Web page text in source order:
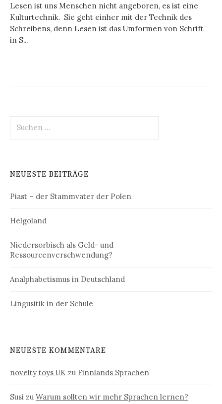
Lesen ist uns Menschen nicht angeboren, es ist eine
Kulturtechnik. Sie geht einher mit der Technik des
Schreibens, denn Lesen ist das Umformen von Schrift
in S...
nach:
NEUESTE BEITRÄGE
Piast – der Stammvater der Polen
Helgoland
Niedersorbisch als Geld- und
Ressourcenverschwendung?
Analphabetismus in Deutschland
Lingusitik in der Schule
NEUESTE KOMMENTARE
novelty toys UK zu Finnlands Sprachen
Susi zu Warum sollten wir mehr Sprachen lernen?